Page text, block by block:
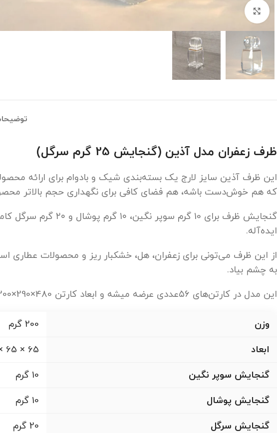
ظرف زعفران مدل آذین (گنجایش 25 گرم سرگل)
که هم خوش‌دست باشه، هم فضای کافی برای نگهداری حجم بالاتر
گنجایش ظرف برای
ایده‌آله.
از این ظرف می‌تونی برای زعفران، هل، خشکبار ریز و محصولات
به چشم بیاد.
این مدل در کارتن‌های ۵۶عددی عرضه میشه و ابعاد کارتن 480×290×300 میلی‌متره؛ یعنی برای حمل‌ونقل و انبارداری هم کاملاً مقرون‌به‌صرفه و استاندارد طراحی شده.
وزن
200 گرم
ابعاد
65 × 65 × 150 میلی‌متر
گنجایش سوپر نگین
10 گرم
گنجایش پوشال
10 گرم
گنجایش سرگل
20 گرم